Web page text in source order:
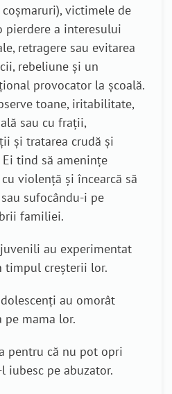
victimele de
pierdere a interesului
retragere sau evitarea
rebeliune și un
provocator la școală.
toane, iritabilitate,
sau cu frații,
și tratarea crudă şi
tind să amenințe
violență și încearcă să
sufocându-i pe
familiei.
au experimentat
timpul creșterii lor.
au omorât
pe mama lor.
pentru că nu pot opri
iubesc pe abuzator.